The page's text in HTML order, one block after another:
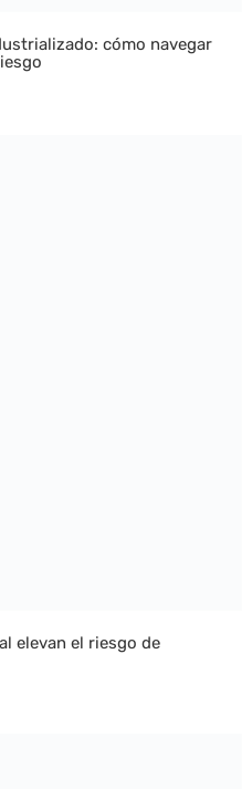
cómo navegar
elevan el riesgo de